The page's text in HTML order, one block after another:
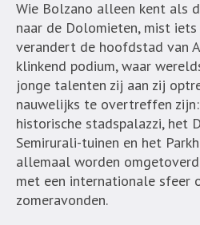
Wie Bolzano alleen kent als
naar de Dolomieten, mist
verandert de hoofdstad van
klinkend podium, waar
jonge talenten zij aan zij
nauwelijks te overtreffen
historische stadspalazzi, het
Semirurali-tuinen en het
allemaal worden
met een internationale sfeer
zomeravonden.